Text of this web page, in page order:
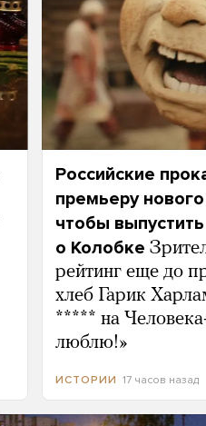
Российские
премьеру
чтобы
о Колобке
рейтинг еще до
хлеб Гарик
***** на
люблю!»
ИСТОРИИ 17 часов назад